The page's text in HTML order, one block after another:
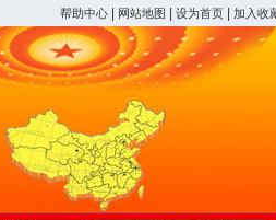
帮助中心 网站地图 设为首页 加入收